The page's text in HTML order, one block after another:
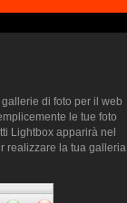
di foto per il web
le tue foto
Lightbox apparirà nel
realizzare la tua galleria